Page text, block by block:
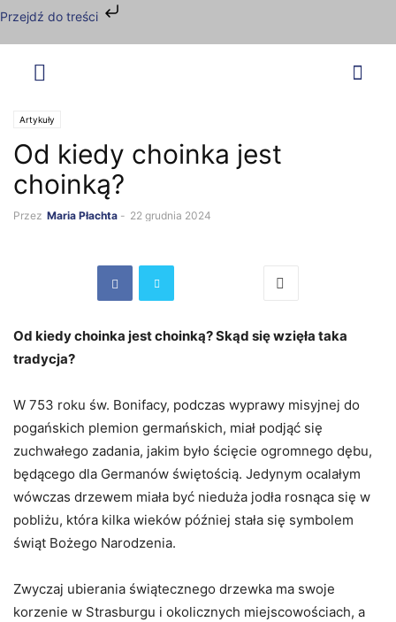
Przejdź do treści
Artykuły
Od kiedy choinka jest
choinką?
Przez Maria Płachta - 22 grudnia 2024
Od kiedy choinka jest choinką? Skąd się wzięła taka
tradycja?
W 753 roku św. Bonifacy, podczas wyprawy misyjnej do
pogańskich plemion germańskich, miał podjąć się
zuchwałego zadania, jakim było ścięcie ogromnego dębu,
będącego dla Germanów świętością. Jedynym ocalałym
wówczas drzewem miała być nieduża jodła rosnąca się w
pobliżu, która kilka wieków później stała się symbolem
świąt Bożego Narodzenia.
Zwyczaj ubierania świątecznego drzewka ma swoje
korzenie w Strasburgu i okolicznych miejscowościach, a